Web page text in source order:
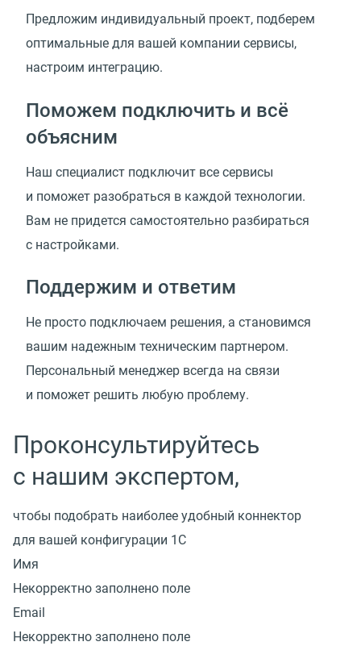
Предложим индивидуальный проект, подберем
оптимальные для вашей компании сервисы,
настроим интеграцию.
Поможем подключить и всё
объясним
Наш специалист подключит все сервисы
и поможет разобраться в каждой технологии.
Вам не придется самостоятельно разбираться
с настройками.
Поддержим и ответим
Не просто подключаем решения, а становимся
вашим надежным техническим партнером.
Персональный менеджер всегда на связи
и поможет решить любую проблему.
Проконсультируйтесь
с нашим экспертом,
чтобы подобрать наиболее удобный коннектор
для вашей конфигурации 1С
Имя
Некорректно заполнено поле
Email
Некорректно заполнено поле